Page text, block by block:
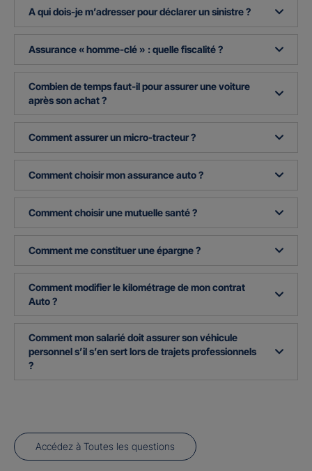
A qui dois-je m’adresser pour déclarer un sinistre ?
Assurance « homme-clé » : quelle fiscalité ?
Combien de temps faut-il pour assurer une voiture
après son achat ?
Comment assurer un micro-tracteur ?
Comment choisir mon assurance auto ?
Comment choisir une mutuelle santé ?
Comment me constituer une épargne ?
Comment modifier le kilométrage de mon contrat
Auto ?
Comment mon salarié doit assurer son véhicule
personnel s’il s’en sert lors de trajets professionnels
?
Accédez à Toutes les questions